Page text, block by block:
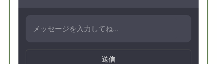
送信